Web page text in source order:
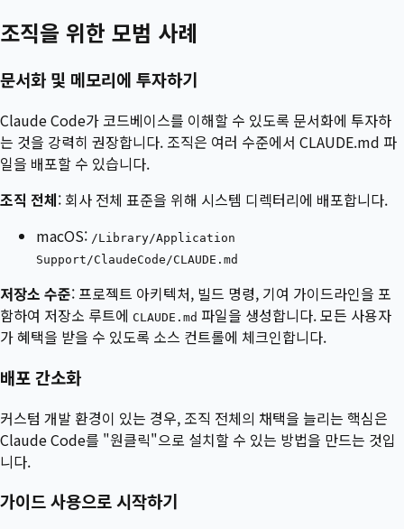
조직을 위한 모범 사례
문서화 및 메모리에 투자하기
Claude Code가 코드베이스를 이해할 수 있도록 문서화에 투자하
는 것을 강력히 권장합니다. 조직은 여러 수준에서 CLAUDE.md 파
일을 배포할 수 있습니다.
조직 전체: 회사 전체 표준을 위해 시스템 디렉터리에 배포합니다.
macOS: /Library/Application
Support/ClaudeCode/CLAUDE.md
저장소 수준: 프로젝트 아키텍처, 빌드 명령, 기여 가이드라인을 포
함하여 저장소 루트에 CLAUDE.md 파일을 생성합니다. 모든 사용자
가 혜택을 받을 수 있도록 소스 컨트롤에 체크인합니다.
배포 간소화
커스텀 개발 환경이 있는 경우, 조직 전체의 채택을 늘리는 핵심은
Claude Code를 "원클릭"으로 설치할 수 있는 방법을 만드는 것입
니다.
가이드 사용으로 시작하기